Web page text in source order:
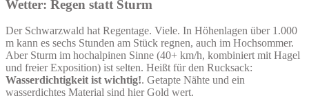
Wetter: Regen statt Sturm
Der Schwarzwald hat Regentage. Viele. In Höhenlagen über 1.000
m kann es sechs Stunden am Stück regnen, auch im Hochsommer.
Aber Sturm im hochalpinen Sinne (40+ km/h, kombiniert mit Hagel
und freier Exposition) ist selten. Heißt für den Rucksack:
Wasserdichtigkeit ist wichtig!. Getapte Nähte und ein
wasserdichtes Material sind hier Gold wert.